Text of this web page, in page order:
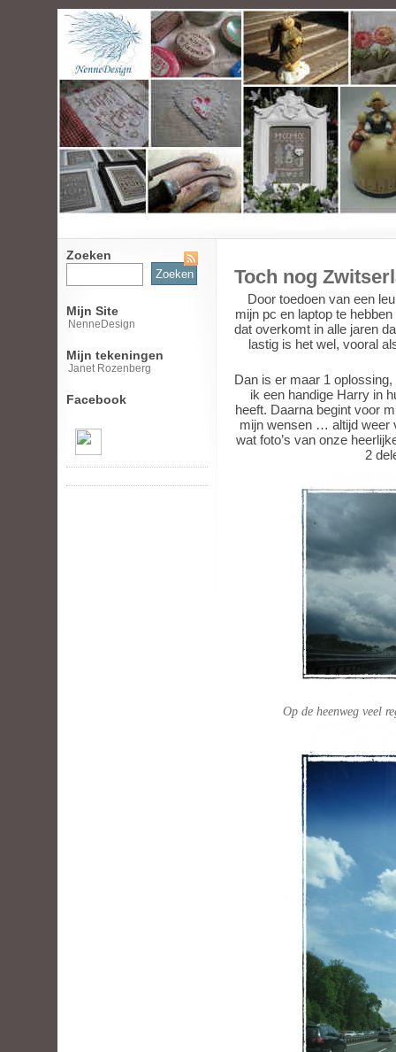
Zoeken
Zoeken
naar:
Mijn Site
NenneDesign
Mijn tekeningen
Janet Rozenberg
Facebook
Toch nog
Door toedoen van een
mijn pc en laptop te
dat overkomt in alle jaren
lastig is het wel, vooral
Dan is er maar 1
ik een handige Harry in
heeft. Daarna begint voor
mijn wensen … altijd weer
wat foto’s van onze
2
Op de heenweg veel